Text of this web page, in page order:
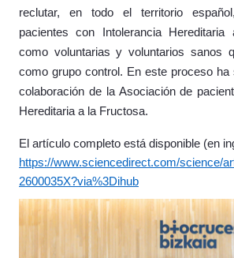
reclutar, en todo el territorio
pacientes con Intolerancia
como voluntarias y voluntarios sanos
como grupo control. En este proceso ha
colaboración de la Asociación de
Hereditaria a la Fructosa.
El artículo completo está disponible (en
https://www.sciencedirect.com/science/
2600035X?via%3Dihub